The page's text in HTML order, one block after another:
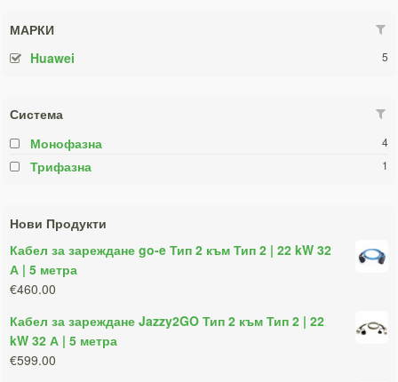
МАРКИ
Huawei
5
Система
Монофазна
4
Трифазна 1
Нови Продукти
Кабел за зареждане go-e Тип 2 към Тип 2 | 22 kW 32
А | 5 метра
€460.00
Кабел за зареждане Jazzy2GO Тип 2 към Тип 2 | 22
kW 32 А | 5 метра
€599.00